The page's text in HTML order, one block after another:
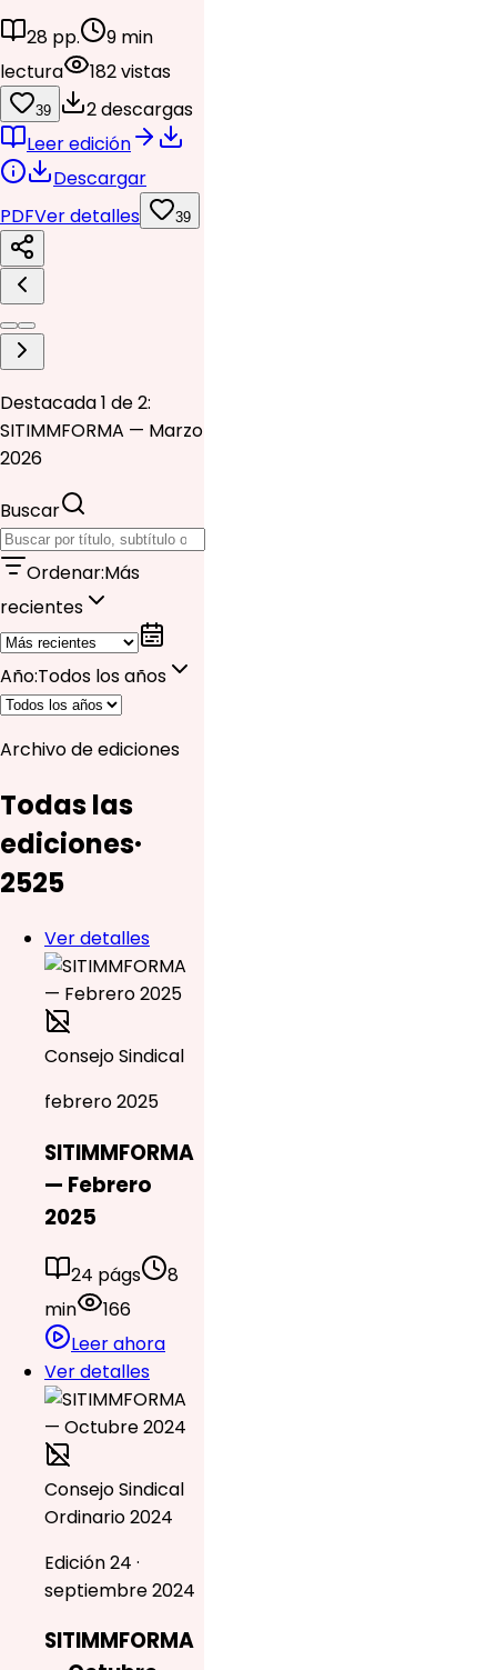
28 pp.
9 min
lectura
182 vistas
39
2 descargas
Leer edición
Descargar
PDFVer detalles 39
Destacada 1 de 2:
SITIMMFORMA — Marzo
2026
Buscar
Ordenar:Más
recientes
Año:Todos los años
Archivo de ediciones
Todas las
ediciones·
2525
Ver detalles
Consejo Sindical
febrero 2025
SITIMMFORMA
— Febrero
2025
24 págs
8
min
166
Leer ahora
Ver detalles
Consejo Sindical
Ordinario 2024
Edición 24 ·
septiembre 2024
SITIMMFORMA